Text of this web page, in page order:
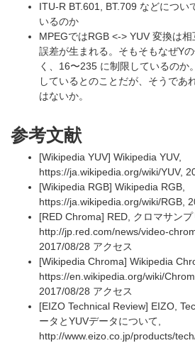
ITU-R BT.601, BT.709 などについ
いるのか
MPEGではRGB <-> YUV 変換は相
誤差が生まれる。そもそもなぜY
く、16〜235 に制限しているのか
しているとのことだが、そうであ
はないか。
参考文献
[Wikipedia YUV] Wikipedia YUV,
https://ja.wikipedia.org/wiki/YUV,
[Wikipedia RGB] Wikipedia RGB,
https://ja.wikipedia.org/wiki/RGB,
[RED Chroma] RED, クロマサン
http://jp.red.com/news/video-
2017/08/28 アクセス
[Wikipedia Chroma] Wikipedia
https://en.wikipedia.org/wiki/
2017/08/28 アクセス
[EIZO Technical Review] EIZO,
ータとYUVデータについて,
http://www.eizo.co.jp/products/